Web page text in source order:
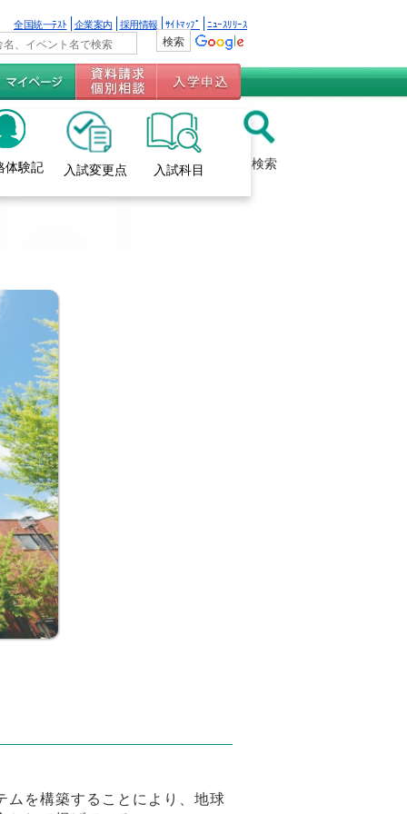
全国統一ﾃｽﾄ 企業案内 採用情報 ｻｲﾄﾏｯﾌﾟ ﾆｭｰｽﾘﾘｰｽ
体験記 入試変更点 入試科目 検索
を構築することにより、地球